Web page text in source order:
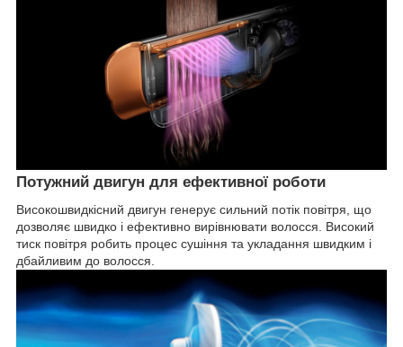
Потужний двигун для ефективної роботи
Високошвидкісний двигун генерує сильний потік повітря, що
дозволяє швидко і ефективно вирівнювати волосся. Високий
тиск повітря робить процес сушіння та укладання швидким і
дбайливим до волосся.